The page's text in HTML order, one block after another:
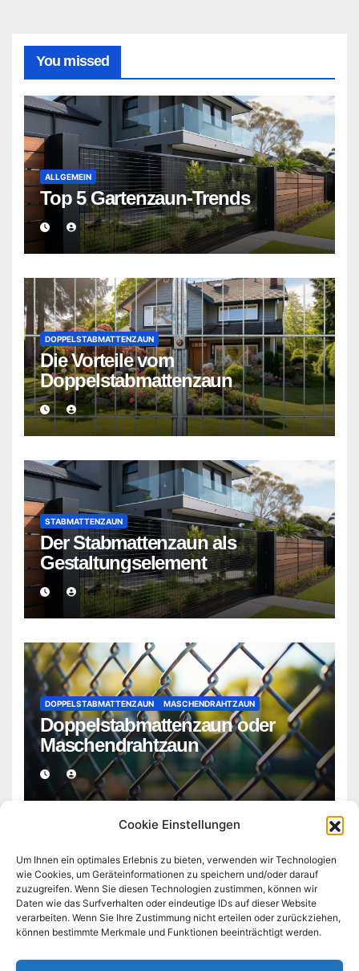
Cookie Einstellungen
Um Ihnen ein optimales Erlebnis zu bieten, verwenden wir Technologien
wie Cookies, um Geräteinformationen zu speichern und/oder darauf
zuzugreifen. Wenn Sie diesen Technologien zustimmen, können wir
Daten wie das Surfverhalten oder eindeutige IDs auf dieser Website
verarbeiten. Wenn Sie Ihre Zustimmung nicht erteilen oder zurückziehen,
können bestimmte Merkmale und Funktionen beeinträchtigt werden.
You missed
ALLGEMEIN
Top 5 Gartenzaun-Trends
DOPPELSTABMATTENZAUN
Die Vorteile vom
Doppelstabmattenzaun
STABMATTENZAUN
Der Stabmattenzaun als
Gestaltungselement
DOPPELSTABMATTENZAUN MASCHENDRAHTZAUN
Doppelstabmattenzaun oder
Maschendrahtzaun
doppelstabmattenzaun-
frankfurt.de